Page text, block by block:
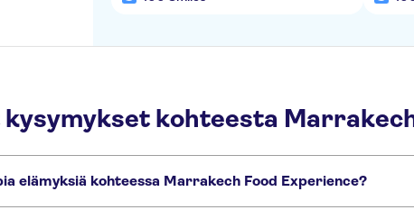
kohteesta
elämyksiä kohteessa Marrakech Food Experience?